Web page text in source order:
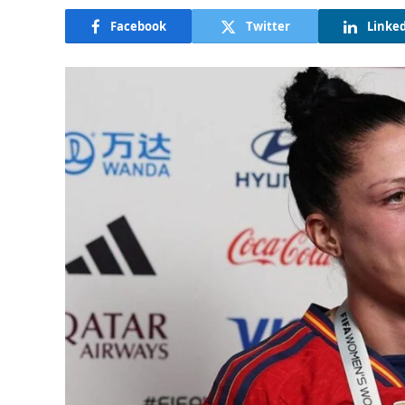
Facebook Twitter